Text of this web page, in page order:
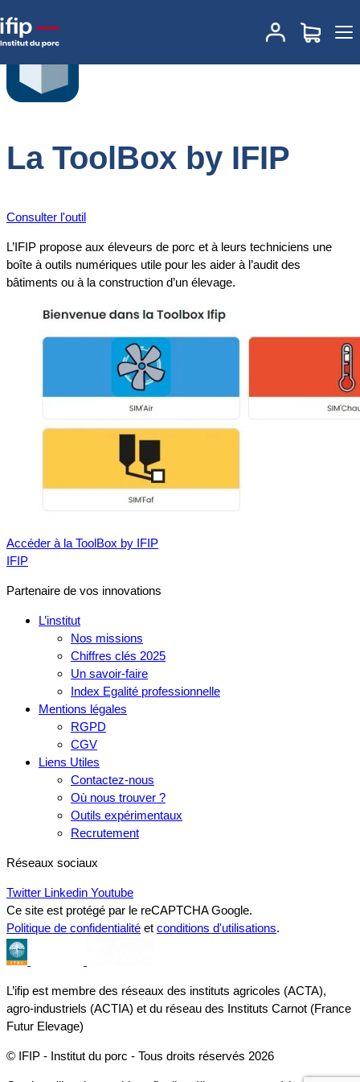
Accueil
La ToolBox by IFIP
Consulter l'outil
L’IFIP propose aux éleveurs de porc et à leurs techniciens une
boîte à outils numériques utile pour les aider à l’audit des
bâtiments ou à la construction d’un élevage.
Accéder à la ToolBox by IFIP
IFIP
Partenaire de vos innovations
L’institut
Nos missions
Chiffres clés 2025
Un savoir-faire
Index Egalité professionnelle
Mentions légales
RGPD
CGV
Liens Utiles
Contactez-nous
Où nous trouver ?
Outils expérimentaux
Recrutement
Réseaux sociaux
Twitter Linkedin Youtube
Ce site est protégé par le reCAPTCHA Google.
Politique de confidentialité et conditions d'utilisations.
L’ifip est membre des réseaux des instituts agricoles (ACTA),
agro-industriels (ACTIA) et du réseau des Instituts Carnot (France
Futur Elevage)
© IFIP - Institut du porc - Tous droits réservés 2026